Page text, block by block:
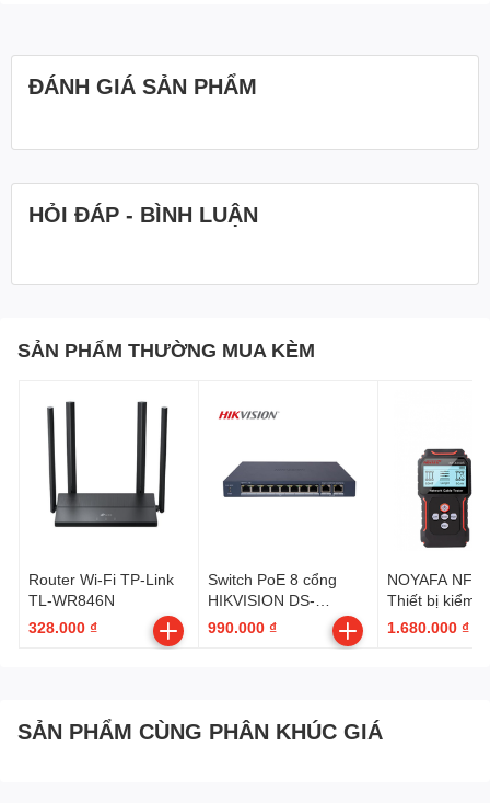
ĐÁNH GIÁ SẢN PHẨM
HỎI ĐÁP - BÌNH LUẬN
SẢN PHẨM THƯỜNG MUA KÈM
Router Wi-Fi TP-Link
TL-WR846N
328.000 ₫
Switch PoE 8 cổng
HIKVISION DS-
3E1310P-EI/M
990.000 ₫
NOYAFA NF-
Thiết bị kiểm
mạng
1.680.000 ₫
SẢN PHẨM CÙNG PHÂN KHÚC GIÁ